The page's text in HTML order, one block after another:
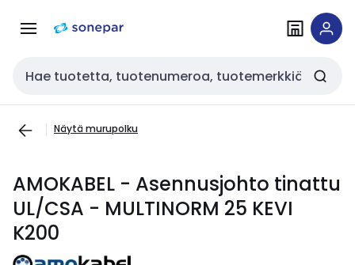
navigointiinsisältöön
Haku
Näytä murupolku
AMOKABEL - Asennusjohto tinattu
UL/CSA - MULTINORM 25 KEVI
K200